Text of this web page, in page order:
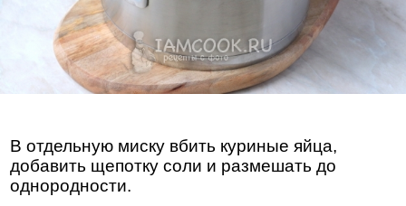
В отдельную миску вбить куриные яйца,
добавить щепотку соли и размешать до
однородности.